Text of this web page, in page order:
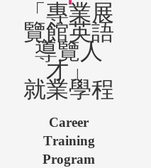
「專業展
覽館英語
導覽人
才」
就業學程
Career
Training
Program